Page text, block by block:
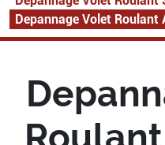
Depannage Volet Roulant